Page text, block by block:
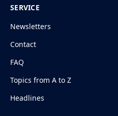
SERVICE
Newsletters
Contact
FAQ
Topics from A to Z
Headlines